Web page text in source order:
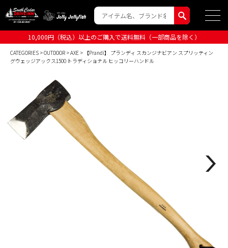
10,000円（税込）以上のご購入で送料無料（一部商品を除く）
CATEGORIES >OUTDOOR >AXE > 【Prandi】 プランディ スカンジナビアン スプリッティン
グウェッジアックス1500 トラディショナル ヒッコリーハンドル